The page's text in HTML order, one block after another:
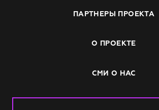
ПАРТНЕРЫ ПРОЕКТА
О ПРОЕКТЕ
СМИ О НАС